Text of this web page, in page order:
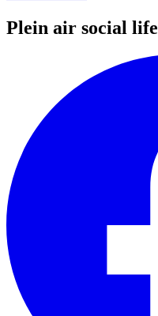
Plein air social life